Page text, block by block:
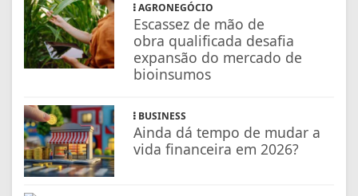
AGRONEGÓCIO
Escassez de mão de
obra qualificada desafia
expansão do mercado de
bioinsumos
BUSINESS
Ainda dá tempo de mudar a
vida financeira em 2026?